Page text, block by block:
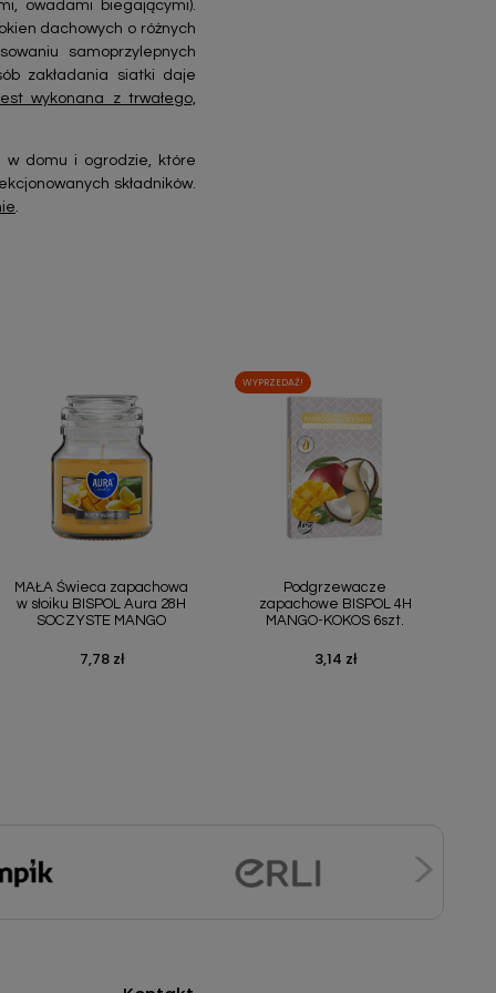
owadami biegającymi).
dachowych o różnych
samoprzylepnych
zakładania siatki daje
wykonana z trwałego,
w domu i ogrodzie, które
składników.
.
MAŁA Świeca zapachowa
w słoiku BISPOL Aura 28H
SOCZYSTE MANGO
Cena
7,78 zł
Podgrzewacze
zapachowe BISPOL 4H
MANGO-KOKOS 6szt.
Cena
3,14 zł
WYPRZEDAŻ!